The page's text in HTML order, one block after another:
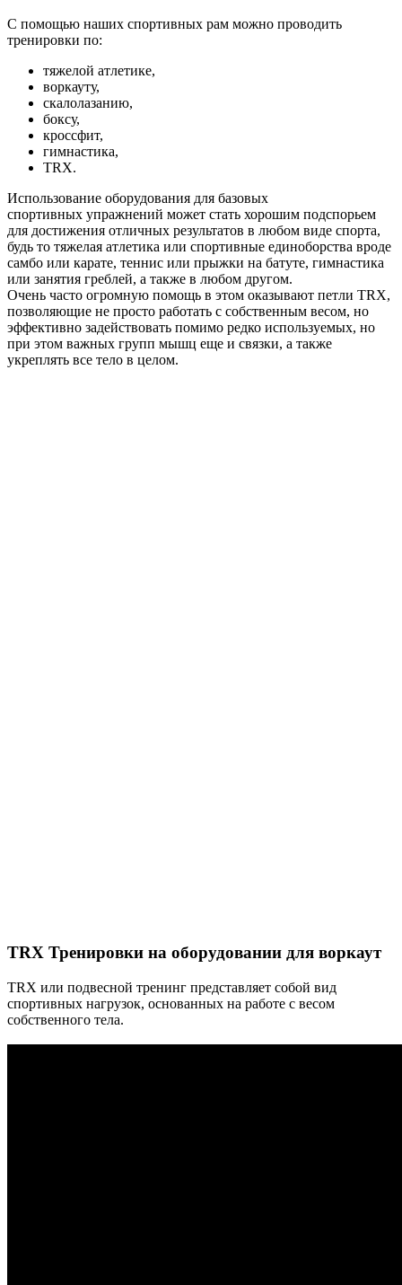
С помощью наших спортивных рам можно проводить
тренировки по:
тяжелой атлетике,
воркауту,
скалолазанию,
боксу,
кроссфит,
гимнастика,
TRX.
Использование оборудования для базовых
спортивных упражнений может стать хорошим подспорьем
для достижения отличных результатов в любом виде спорта,
будь то тяжелая атлетика или спортивные единоборства вроде
самбо или карате, теннис или прыжки на батуте, гимнастика
или занятия греблей, а также в любом другом.
Очень часто огромную помощь в этом оказывают петли TRX,
позволяющие не просто работать с собственным весом, но
эффективно задействовать помимо редко используемых, но
при этом важных групп мышц еще и связки, а также
укреплять все тело в целом.
TRX Тренировки на оборудовании для воркаут
TRX или подвесной тренинг представляет собой вид
спортивных нагрузок, основанных на работе с весом
собственного тела.